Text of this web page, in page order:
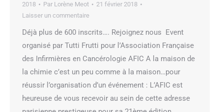
2018 Par Lorène Meot
21 février 2018
Laisser un commentaire
Déjà plus de 600 inscrits…. Rejoignez nous Event
organisé par Tutti Frutti pour l’Association Française
des Infirmières en Cancérologie AFIC A la maison de
la chimie c’est un peu comme à la maison…pour
réussir l’organisation d’un événement : L’AFIC est
heureuse de vous recevoir au sein de cette adresse